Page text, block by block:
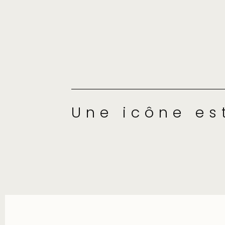
Une icône